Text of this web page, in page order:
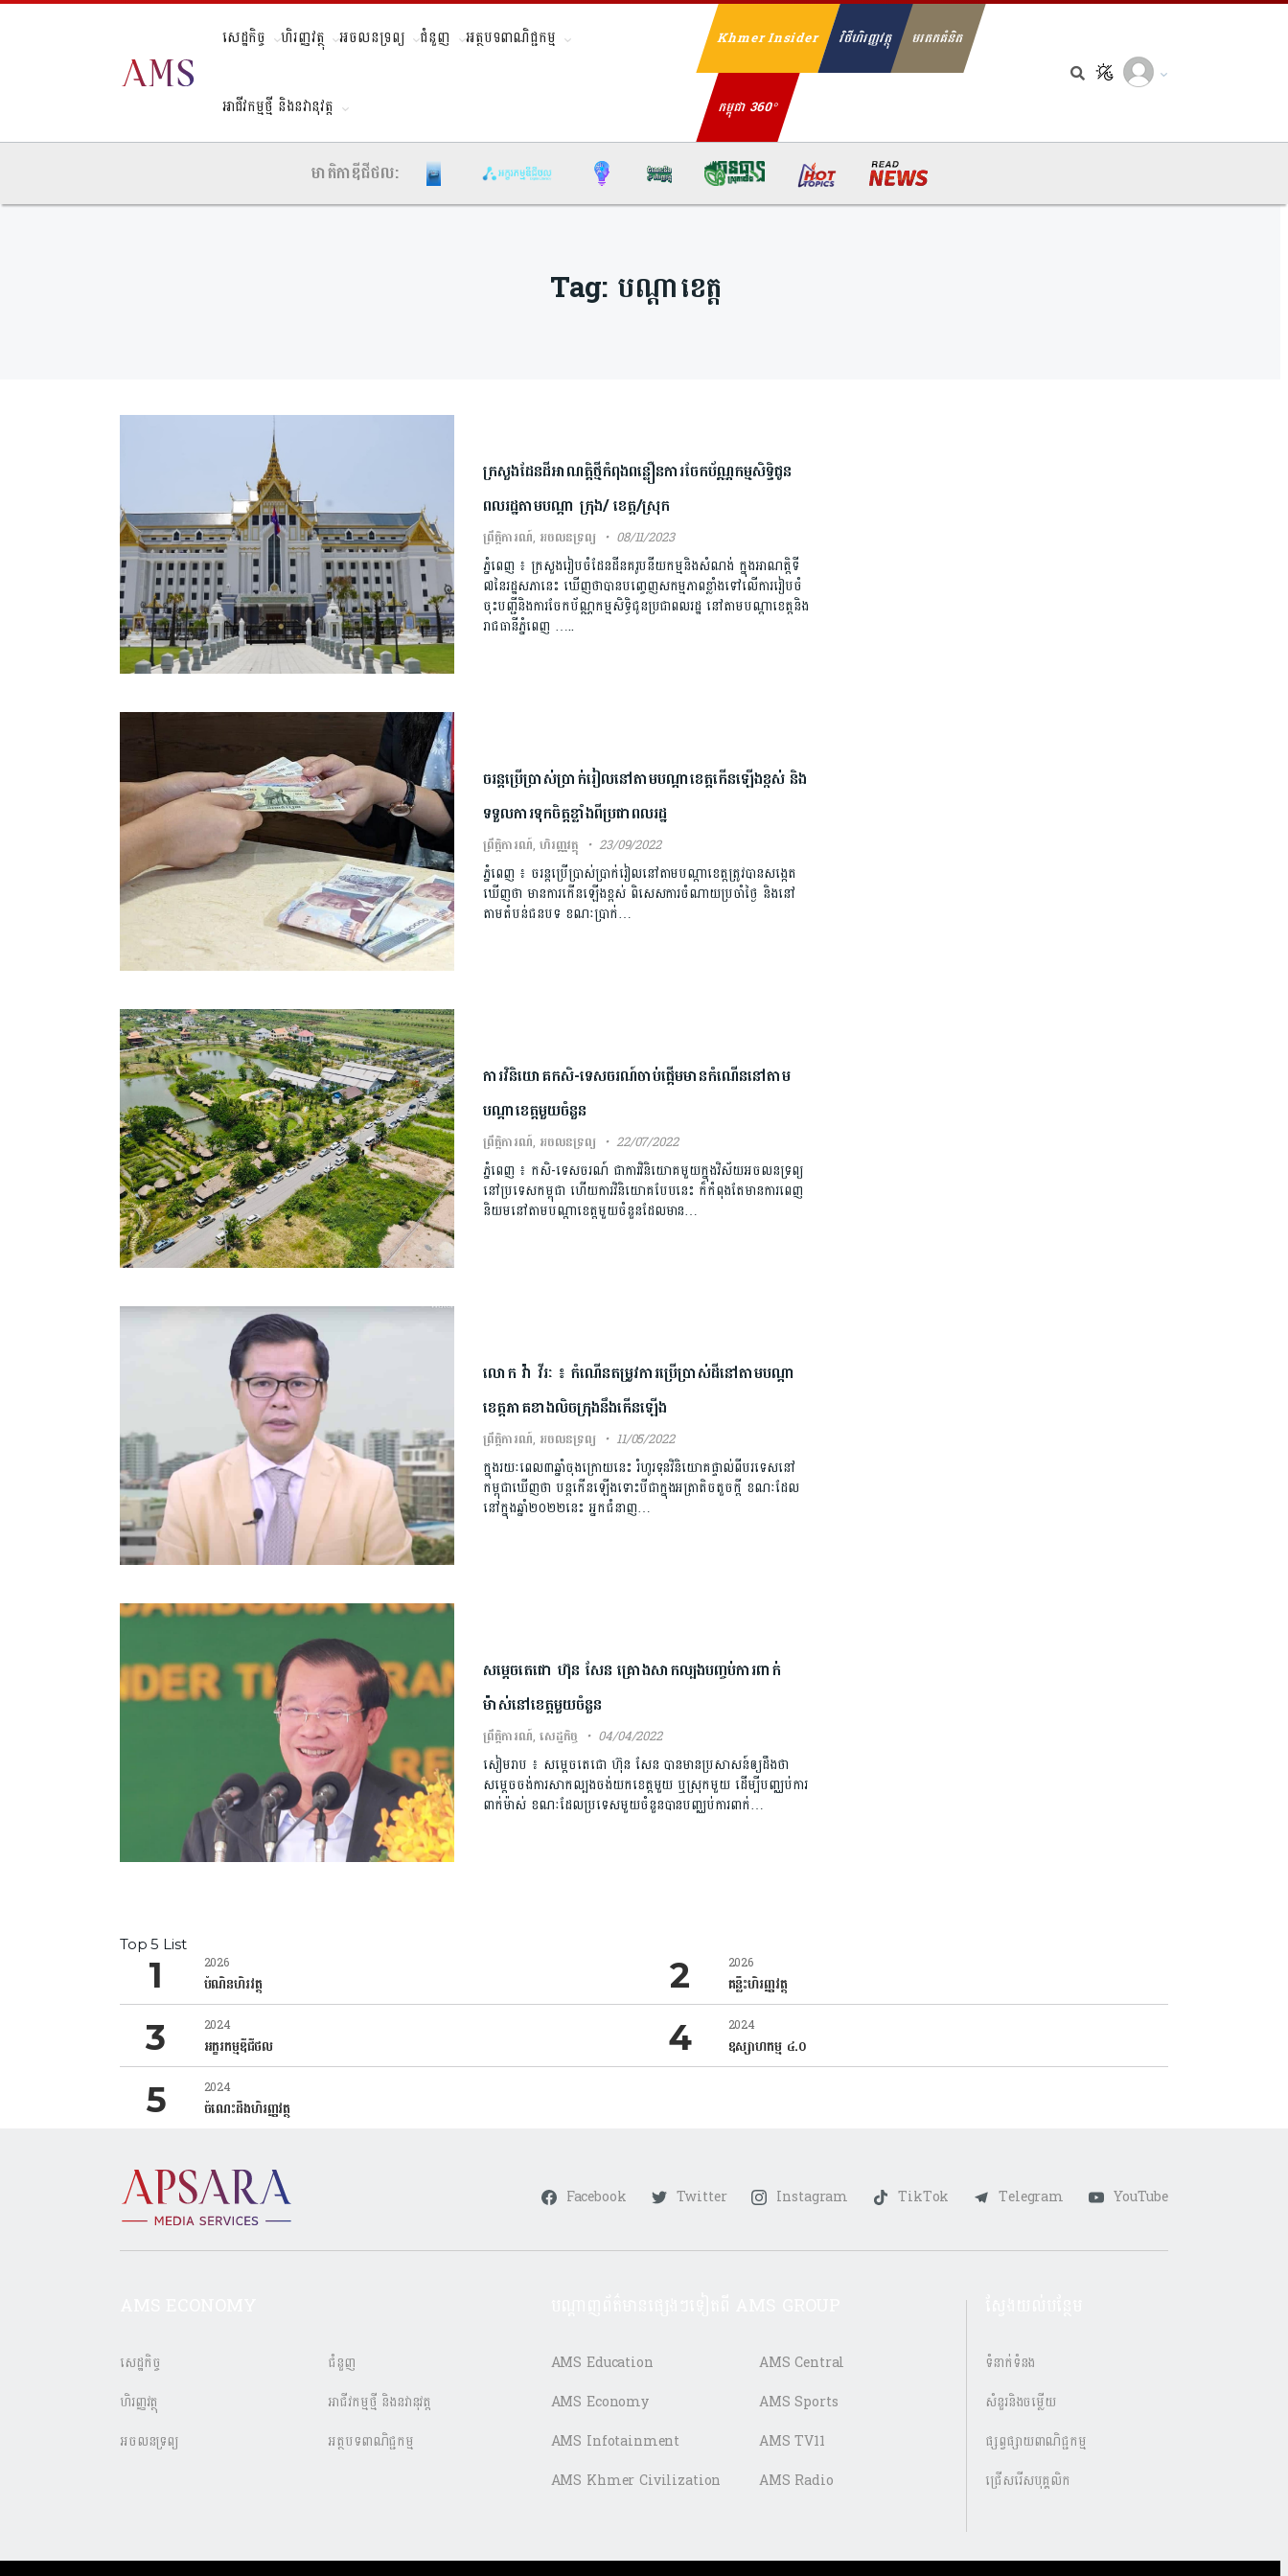
សេដ្ឋកិច្ច ហិរញ្ញវត្ថុ អចលនទ្រព្យ ជំនួញ អត្ថបទពាណិជ្ជកម្ម
អាជីវកម្មថ្មី និងនវានុវត្ត
Khmer Insider វិថីហិរញ្ញវត្ថុ មរតកគំនិត
កម្ពុជា 360°
មាតិកាឌីជីថល:
Tag: បណ្តាខេត្ត
ក្រសួង​ដែនដីអាណត្តិ​ថ្មី​កំពុង​ពន្លឿន​ការ​ចែក​ប័ណ្ណកម្មសិទ្ធិ​ជូន
ពលរដ្ឋ​តាម​បណ្ដា ក្រុង/ ខេត្ត​/ស្រុក
ព្រឹត្តិការណ៍, អចលនទ្រព្យ 08/11/2023
ភ្នំពេញ ៖ ក្រសួង​រៀបចំដែន​ដីនគរូប​​នីយ​កម្ម​​និងសំណង់​ ក្នុងអាណត្តិទី​
៧​នៃរដ្ឋ​សភា​នេះ ឃើញថា​បាន​បញ្ចេ​ញស​កម្ម​ភាព​ខ្លាំង​​ទៅលើ​ការ​រៀបចំ​
ចុះបញ្ជី​​និងការ​ចែក​ប័​ណ្ណ​កម្មសិទ្ធិ​ជូន​ប្រជាពលរដ្ឋ នៅតាមបណ្ដាខេត្ត​និ​ង​​
រា​ជ​ធានីភ្នំពេញ …..
ចរន្តប្រើប្រាស់ប្រាក់រៀលនៅតាមបណ្តាខេត្តកើនឡើងខ្ពស់ និង
ទទួលការទុកចិត្តខ្លាំងពីប្រជាពលរដ្ឋ
ព្រឹត្តិការណ៍, ហិរញ្ញវត្ថុ 23/09/2022
ភ្នំពេញ ៖ ចរន្តប្រើប្រាស់ប្រាក់រៀលនៅតាមបណ្តាខេត្តត្រូវបានសង្កេត
ឃើញថា មានការកើនឡើងខ្ពស់ ពិសេសការចំណាយប្រចាំថ្ងៃ និងនៅ
តាមតំបន់ជនបទ ខណៈប្រាក់…
ការវិនិយោគកសិ-ទេសចរណ៍ចាប់ផ្ដើមមានកំណើននៅតាម
បណ្ដាខេត្តមួយចំនួន
ព្រឹត្តិការណ៍, អចលនទ្រព្យ 22/07/2022
ភ្នំពេញ ៖ កសិ-ទេសចរណ៍ ជាការវិនិយោគមួយក្នុងវិស័យអចលនទ្រព្យ
នៅប្រទេសកម្ពុជា ហើយការវិនិយោគបែបនេះ ក៏កំពុងតែមានការពេញ
និយមនៅតាមបណ្ដាខេត្តមួយចំនួនដែលមាន…
លោក វ៉ា វីរៈ ៖ កំណើនតម្រូវការប្រើប្រាស់ដីនៅតាមបណ្តា
ខេត្តភាគខាងលិចក្រុងនឹងកើនឡើង
ព្រឹត្តិការណ៍, អចលនទ្រព្យ 11/05/2022
ក្នុងរយៈពេល៣ឆ្នាំចុងក្រោយនេះ រំហូរទុនវិនិយោគផ្ទាល់ពីបរទេសនៅ
កម្ពុជាឃើញថា បន្តកើនឡើងទោះបីជាក្នុងអត្រាតិចតួចក្ដី ខណៈដែល
នៅក្នុងឆ្នាំ២០២២នេះ អ្នកជំនាញ…
សម្ដេចតេជោ ហ៊ុន សែន គ្រោងសាកល្បងបញ្ចប់ការពាក់
ម៉ាស់នៅខេត្តមួយចំនួន
ព្រឹត្តិការណ៍, សេដ្ឋកិច្ច 04/04/2022
សៀមរាប ៖ សម្តេចតេជោ ហ៊ុន សែន បានមានប្រសាសន៍ឲ្យដឹងថា
សម្ដេចចង់ការសាកល្បងចង់យកខេត្តមួយ ឬស្រុកមួយ ដើម្បីបញ្ឈប់ការ
ពាក់ម៉ាស់ ខណៈដែលប្រទេសមួយចំនួនបានបញ្ឈប់ការពាក់…
Top 5 List
2026
បំណិនហិរវត្ថុ
2026
គន្លឹះហិរញ្ញវត្ថុ
2024
អក្ខរកម្មឌីជីថល
2024
ឧស្សាហកម្ម ៤.០
2024
ចំណេះដឹងហិរញ្ញវត្ថុ
Facebook Twitter Instagram TikTok Telegram YouTube
សេដ្ឋកិច្ច
ហិរញ្ញវត្ថុ
អចលនទ្រព្យ
ជំនួញ
អាជីវកម្មថ្មី និងនវានុវត្ត
អត្ថបទពាណិជ្ជកម្ម
AMS Education
AMS Economy
AMS Infotainment
AMS Khmer Civilization
AMS Central
AMS Sports
AMS TV11
AMS Radio
ទំនាក់ទំនង
សំនួរនិងចម្លើយ
ផ្សព្វផ្សាយពាណិជ្ជកម្ម
ជ្រើសរើសបុគ្គលិក